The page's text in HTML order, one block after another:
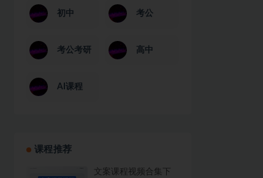
初中 考公
考公考研 高中
AI课程
课程推荐
文案课程视频合集下